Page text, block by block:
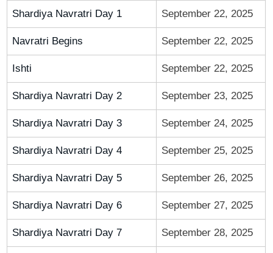
Shardiya Navratri Day 1 September 22, 2025
Navratri Begins September 22, 2025
Ishti September 22, 2025
Shardiya Navratri Day 2 September 23, 2025
Shardiya Navratri Day 3 September 24, 2025
Shardiya Navratri Day 4 September 25, 2025
Shardiya Navratri Day 5 September 26, 2025
Shardiya Navratri Day 6 September 27, 2025
Shardiya Navratri Day 7 September 28, 2025